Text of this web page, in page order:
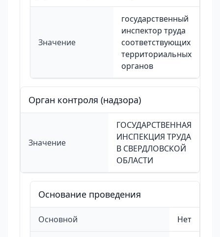
Значение
государственный
инспектор труда
соответствующих
территориальных
органов
Орган контроля (надзора)
Значение
ГОСУДАРСТВЕННАЯ
ИНСПЕКЦИЯ ТРУДА
В СВЕРДЛОВСКОЙ
ОБЛАСТИ
Основание проведения
Основной Нет